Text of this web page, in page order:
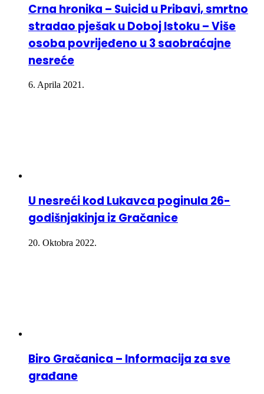
Crna hronika – Suicid u Pribavi, smrtno
stradao pješak u Doboj Istoku – Više
osoba povrijeđeno u 3 saobraćajne
nesreće
6. Aprila 2021.
U nesreći kod Lukavca poginula 26-
godišnjakinja iz Gračanice
20. Oktobra 2022.
Biro Gračanica – Informacija za sve
građane